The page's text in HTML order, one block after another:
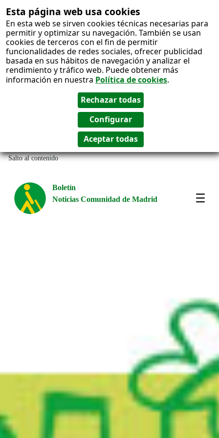
Esta página web usa cookies
En esta web se sirven cookies técnicas necesarias para
permitir y optimizar su navegación. También se usan
cookies de terceros con el fin de permitir
funcionalidades de redes sociales, ofrecer publicidad
basada en sus hábitos de navegación y analizar el
rendimiento y tráfico web. Puede obtener más
información en nuestra Política de cookies.
Salto al contenido
Boletín
Noticias Comunidad de Madrid